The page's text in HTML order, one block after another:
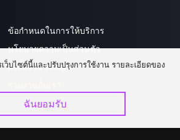
ข้อกำหนดในการให้บริการ
นโยบายความเป็นส่วนตัว
ส่งผลงานของคุณ
ว็บไซต์นี้และปรับปรุงการใช้งาน รายละเอียดของ
ฉันยอมรับ